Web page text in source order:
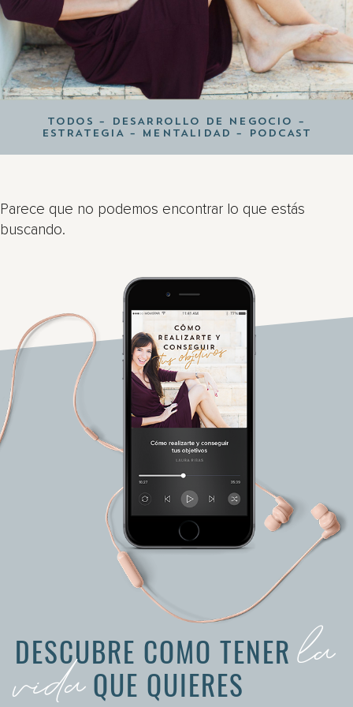
TODOS – DESARROLLO DE NEGOCIO
–
ESTRATEGIA – MENTALIDAD – PODCAST
Parece que no podemos encontrar lo que estás
buscando.
DESCUBRE COMO TENERla
vidaQUE QUIERES